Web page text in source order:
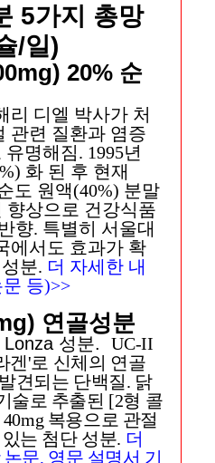
5가지 총망
/일)
20% 순
리 디엘 박사가 처
관련 질환과 염증
명해짐. 1995년
화 된 후 현재
도 원액(40%) 분말
향상으로 건강식품
향. 특별히 서울대
에서도 효과가 확
분. 더 자세한 내
등)>>
연골성분
Lonza 성분.UC-II
겐'로 신체의 연골
견되는 단백질. 닭
술로 추출된 [2형 콜
복용으로 관절
는 첨단 성분. 더
문, 영문 설명서 기